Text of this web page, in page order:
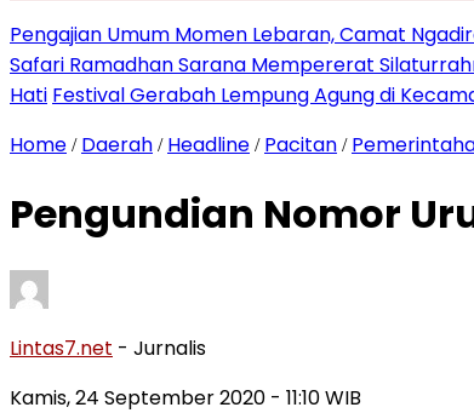
Pengajian Umum Momen Lebaran, Camat
Safari Ramadhan Sarana Mempererat
Hati Festival Gerabah Lempung Agung di
Home / Daerah / Headline / Pacitan /
Pengundian Nomor
Lintas7.net - Jurnalis
Kamis, 24 September 2020 - 11:10 WIB